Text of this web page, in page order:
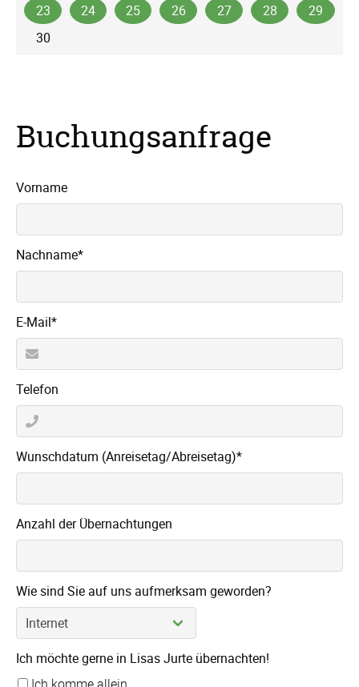
23
24 25 26 27 28
29
30
Buchungsanfrage
Vorname
Pflichtfeld
Nachname*
Pflichtfeld
E-Mail*
Telefon
Pflichtfeld
Wunschdatum (Anreisetag/Abreisetag)*
Anzahl der Übernachtungen
Wie sind Sie auf uns aufmerksam geworden?
Ich möchte gerne in Lisas Jurte übernachten!